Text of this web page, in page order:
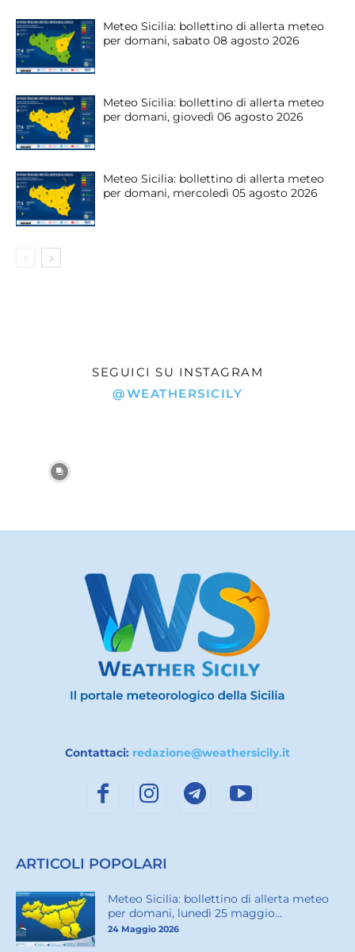
Meteo Sicilia: bollettino di allerta meteo
per domani, sabato 08 agosto 2026
Meteo Sicilia: bollettino di allerta meteo
per domani, giovedì 06 agosto 2026
Meteo Sicilia: bollettino di allerta meteo
per domani, mercoledì 05 agosto 2026
SEGUICI SU INSTAGRAM
@WEATHERSICILY
Contattaci: redazione@weathersicily.it
ARTICOLI POPOLARI
Meteo Sicilia: bollettino di allerta meteo
per domani, lunedì 25 maggio...
24 Maggio 2026